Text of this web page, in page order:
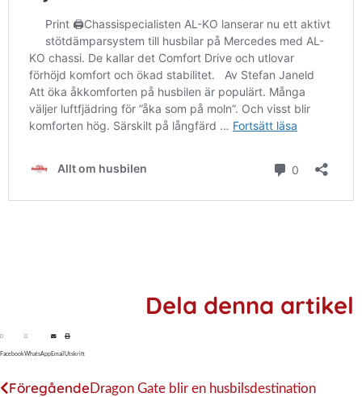
Dela denna artikel
FacebookWhatsAppEmail Utskrift
Föregående Dragon Gate blir en husbilsdestination